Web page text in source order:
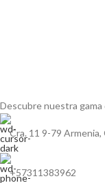
Descubre nuestra gama
Cra. 11 9-79 Armenia,
+57311383962